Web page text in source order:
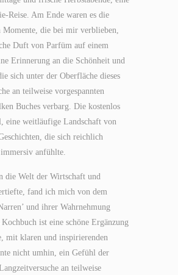
Reise. Am Ende waren es die
die bei mir verblieben,
Duft von Parfüm auf einem
Erinnerung an die Schönheit und
sich unter der Oberfläche dieses
an teilweise vorgespannten
Buches verbarg. Die kostenlos
eine weitläufige Landschaft von
die sich reichlich
anfühlte.
die Welt der Wirtschaft und
fand ich mich von dem
und ihrer Wahrnehmung
ist eine schöne Ergänzung
mit klaren und inspirierenden
nicht umhin, ein Gefühl der
an teilweise